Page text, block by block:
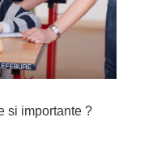
si importante ?